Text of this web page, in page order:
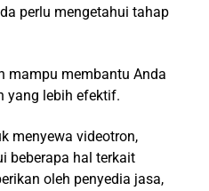
perlu mengetahui tahap
mampu membantu Anda
yang lebih efektif.
menyewa videotron,
beberapa hal terkait
oleh penyedia jasa,